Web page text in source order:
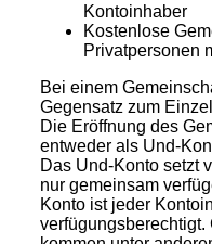
Kontoinhaber
Kostenlose
Privatpersonen
Bei einem
Gegensatz zum
Die Eröffnung des
entweder als Und-
Das Und-Konto setzt
nur gemeinsam
Konto ist jeder
verfügungsberechtigt.